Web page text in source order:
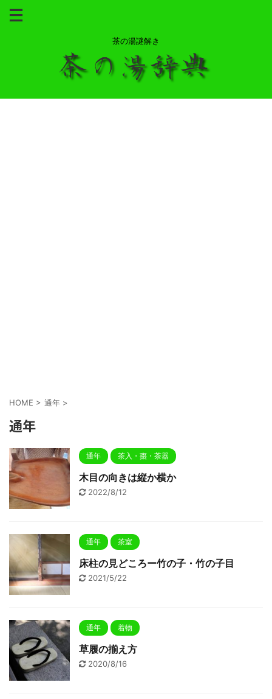
茶の湯謎解き
HOME > 通年 >
通年
通年 茶入・棗・茶器
木目の向きは縦か横か
2022/8/12
通年 茶室
床柱の見どころー竹の子・竹の子目
2021/5/22
通年 着物
草履の揃え方
2020/8/16